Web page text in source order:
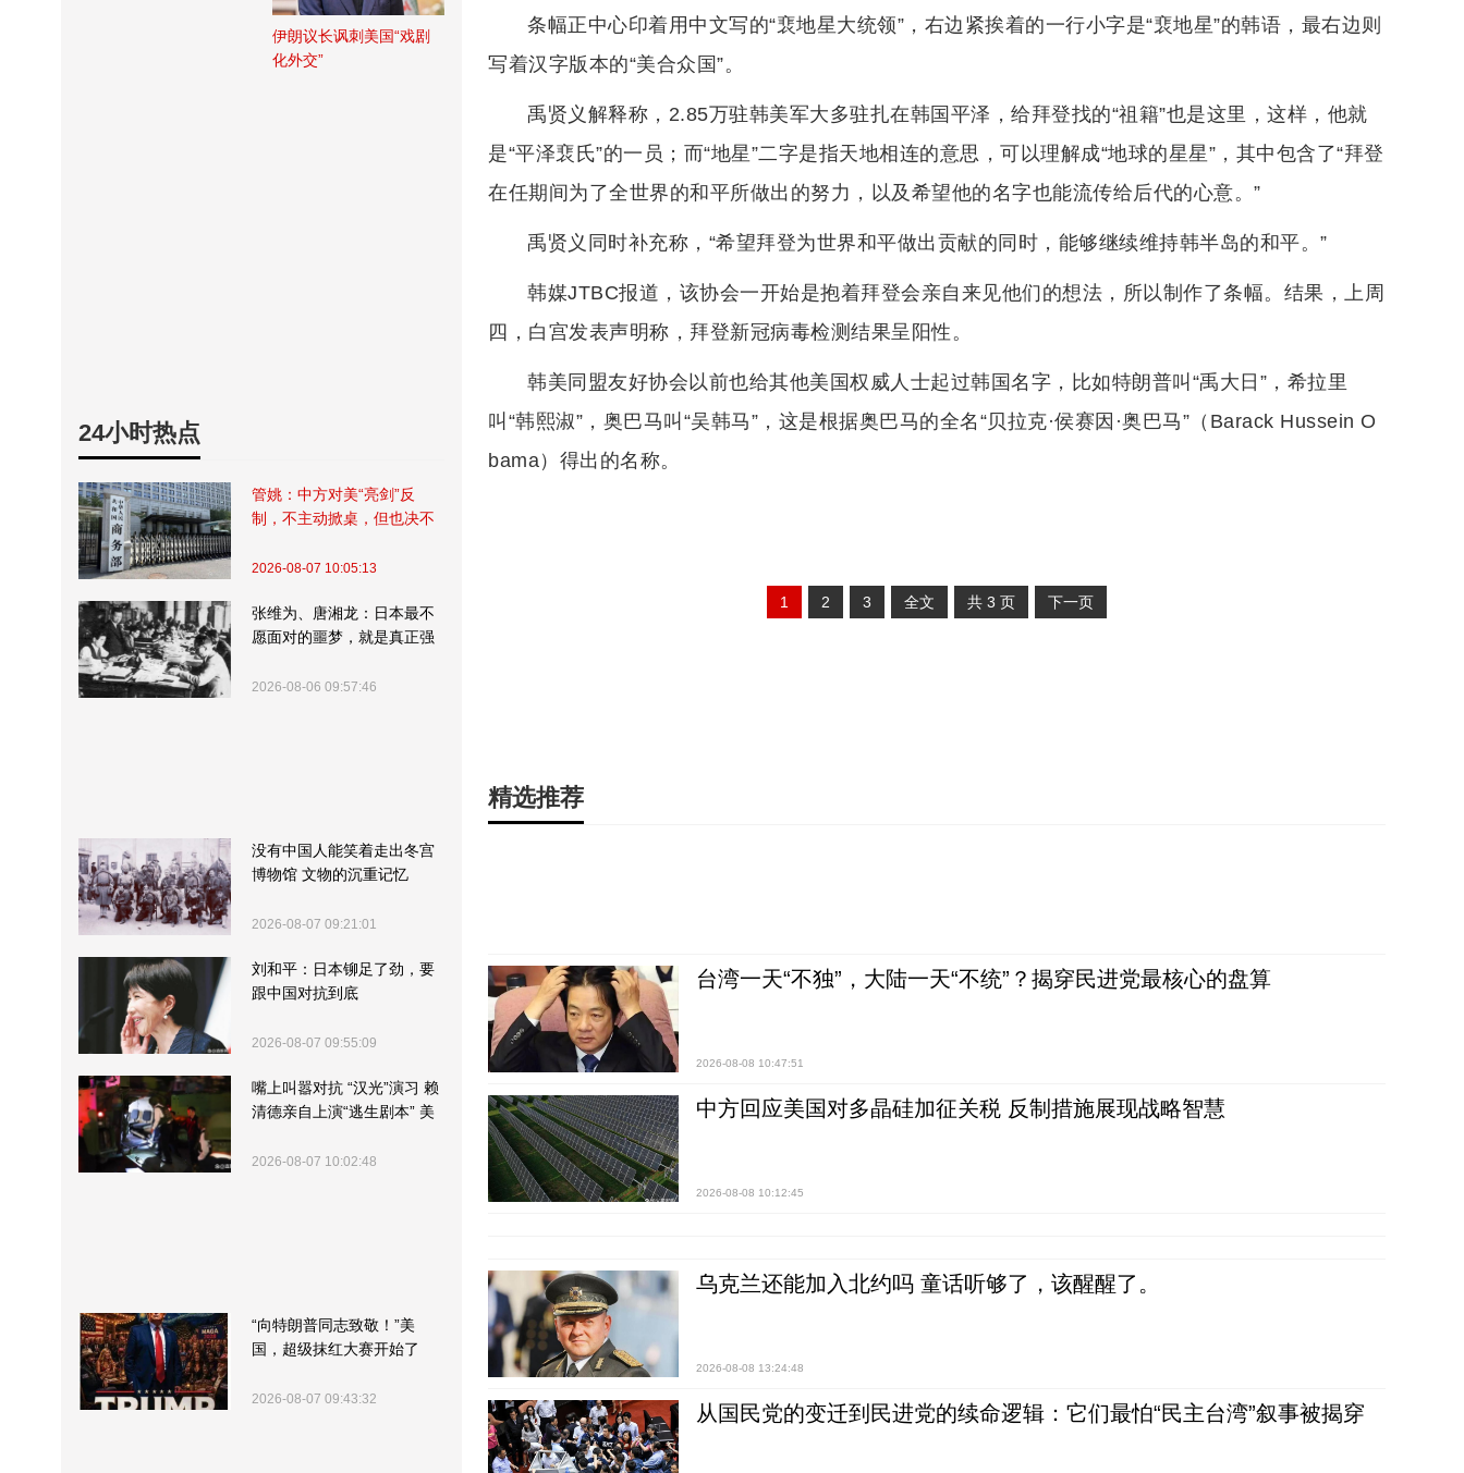
伊朗议长讽刺美国“戏剧
化外交”
24小时热点
管姚：中方对美“亮剑”反
制，不主动掀桌，但也决不
2026-08-07 10:05:13
张维为、唐湘龙：日本最不
愿面对的噩梦，就是真正强
2026-08-06 09:57:46
没有中国人能笑着走出冬宫
博物馆 文物的沉重记忆
2026-08-07 09:21:01
刘和平：日本铆足了劲，要
跟中国对抗到底
2026-08-07 09:55:09
嘴上叫嚣对抗 “汉光”演习 赖
清德亲自上演“逃生剧本” 美
2026-08-07 10:02:48
“向特朗普同志致敬！”美
国，超级抹红大赛开始了
2026-08-07 09:43:32
条幅正中心印着用中文写的“裵地星大统领”，右边紧挨着的一行小字是“裵地星”的韩语，最右边则
写着汉字版本的“美合众国”。
禹贤义解释称，2.85万驻韩美军大多驻扎在韩国平泽，给拜登找的“祖籍”也是这里，这样，他就
是“平泽裵氏”的一员；而“地星”二字是指天地相连的意思，可以理解成“地球的星星”，其中包含了“拜登
在任期间为了全世界的和平所做出的努力，以及希望他的名字也能流传给后代的心意。”
禹贤义同时补充称，“希望拜登为世界和平做出贡献的同时，能够继续维持韩半岛的和平。”
韩媒JTBC报道，该协会一开始是抱着拜登会亲自来见他们的想法，所以制作了条幅。结果，上周
四，白宫发表声明称，拜登新冠病毒检测结果呈阳性。
韩美同盟友好协会以前也给其他美国权威人士起过韩国名字，比如特朗普叫“禹大日”，希拉里
叫“韩熙淑”，奥巴马叫“吴韩马”，这是根据奥巴马的全名“贝拉克·侯赛因·奥巴马”（Barack Hussein O
bama）得出的名称。
1 2 3 全文 共 3 页 下一页
精选推荐
台湾一天“不独”，大陆一天“不统”？揭穿民进党最核心的盘算
2026-08-08 10:47:51
中方回应美国对多晶硅加征关税 反制措施展现战略智慧
2026-08-08 10:12:45
乌克兰还能加入北约吗 童话听够了，该醒醒了。
2026-08-08 13:24:48
从国民党的变迁到民进党的续命逻辑：它们最怕“民主台湾”叙事被揭穿